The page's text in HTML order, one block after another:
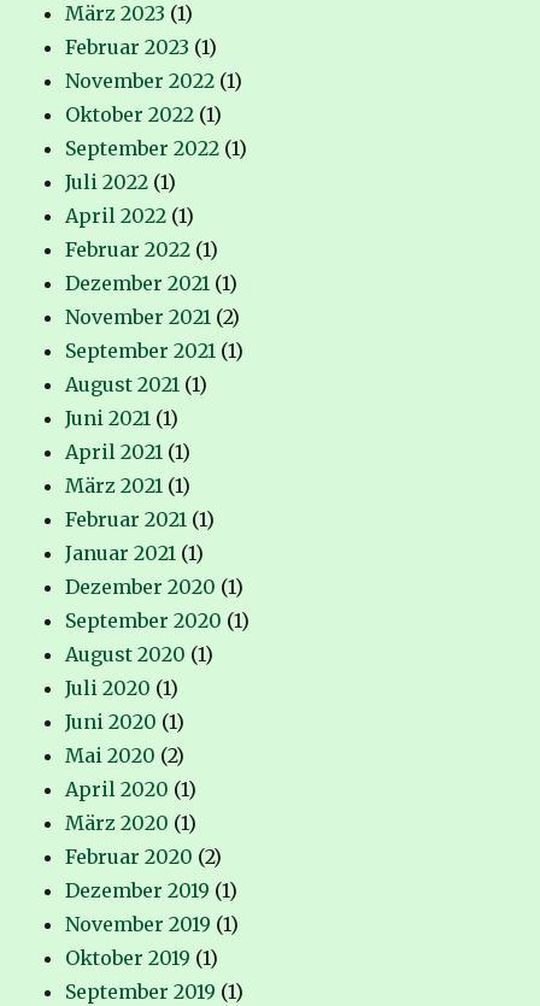
März 2023 (1)
Februar 2023 (1)
November 2022 (1)
Oktober 2022 (1)
September 2022 (1)
Juli 2022 (1)
April 2022 (1)
Februar 2022 (1)
Dezember 2021 (1)
November 2021 (2)
September 2021 (1)
August 2021 (1)
Juni 2021 (1)
April 2021 (1)
März 2021 (1)
Februar 2021 (1)
Januar 2021 (1)
Dezember 2020 (1)
September 2020 (1)
August 2020 (1)
Juli 2020 (1)
Juni 2020 (1)
Mai 2020 (2)
April 2020 (1)
März 2020 (1)
Februar 2020 (2)
Dezember 2019 (1)
November 2019 (1)
Oktober 2019 (1)
September 2019 (1)